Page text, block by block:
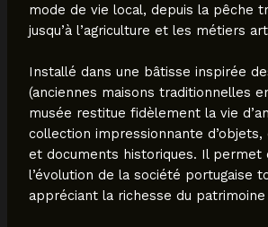
mode de vie local, depuis la pêche
jusqu’à l’agriculture et les métiers
Installé dans une bâtisse inspirée
(anciennes maisons traditionnelles
musée restitue fidèlement la vie
collection impressionnante
et documents historiques. Il permet
l’évolution de la société portugaise
appréciant la richesse du patrimoine